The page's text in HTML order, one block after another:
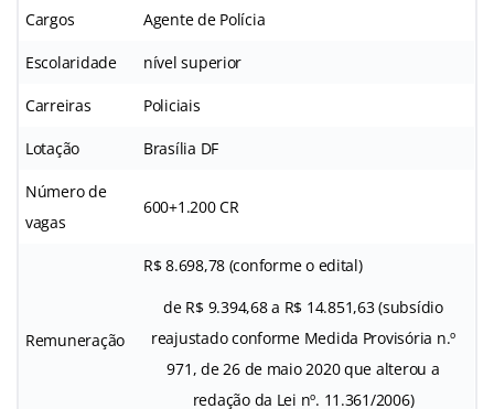
Cargos Agente de Polícia
Escolaridade nível superior
Carreiras Policiais
Lotação Brasília DF
Número de
vagas
600+1.200 CR
Remuneração
R$ 8.698,78 (conforme o edital)
de R$ 9.394,68 a R$ 14.851,63 (subsídio
reajustado conforme Medida Provisória n.º
971, de 26 de maio 2020 que alterou a
redação da Lei nº. 11.361/2006)